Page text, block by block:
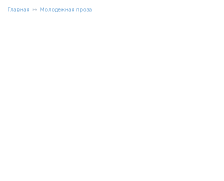
Главная Молодежная проза